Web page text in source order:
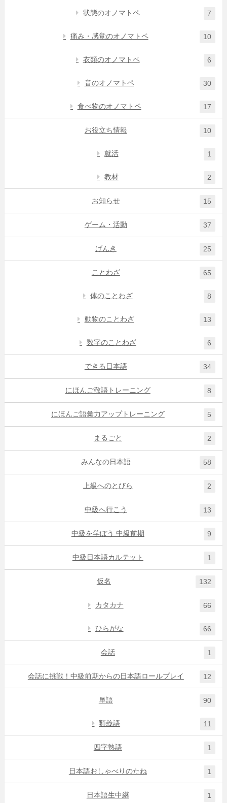
状態のオノマトペ 7
痛み・感覚のオノマトペ 10
衣類のオノマトペ 6
音のオノマトペ 30
食べ物のオノマトペ 17
お役立ち情報 10
就活 1
教材 2
お知らせ 15
ゲーム・活動 37
げんき 25
ことわざ 65
体のことわざ 8
動物のことわざ 13
数字のことわざ 6
できる日本語 34
にほんご敬語トレーニング 8
にほんご語彙力アップトレーニング 5
まるごと 2
みんなの日本語 58
上級へのとびら 2
中級へ行こう 13
中級を学ぼう 中級前期 9
中級日本語カルテット 1
仮名 132
カタカナ 66
ひらがな 66
会話 1
会話に挑戦！中級前期からの日本語ロールプレイ 12
単語 90
類義語 11
四字熟語 1
日本語おしゃべりのたね 1
日本語生中継 1